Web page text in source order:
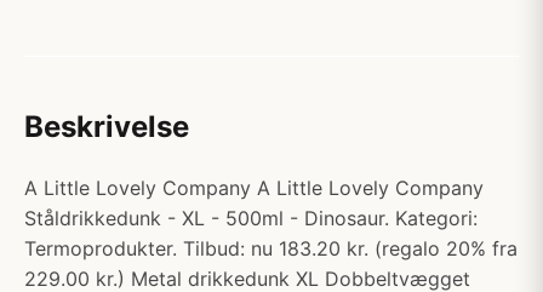
Beskrivelse
A Little Lovely Company A Little Lovely Company
Ståldrikkedunk - XL - 500ml - Dinosaur. Kategori:
Termoprodukter. Tilbud: nu 183.20 kr. (regalo 20% fra
229.00 kr.) Metal drikkedunk XL Dobbeltvægget